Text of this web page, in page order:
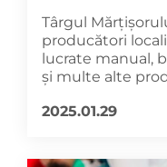
Târgul
producători
lucrate manual,
și multe alte
2025.01.29